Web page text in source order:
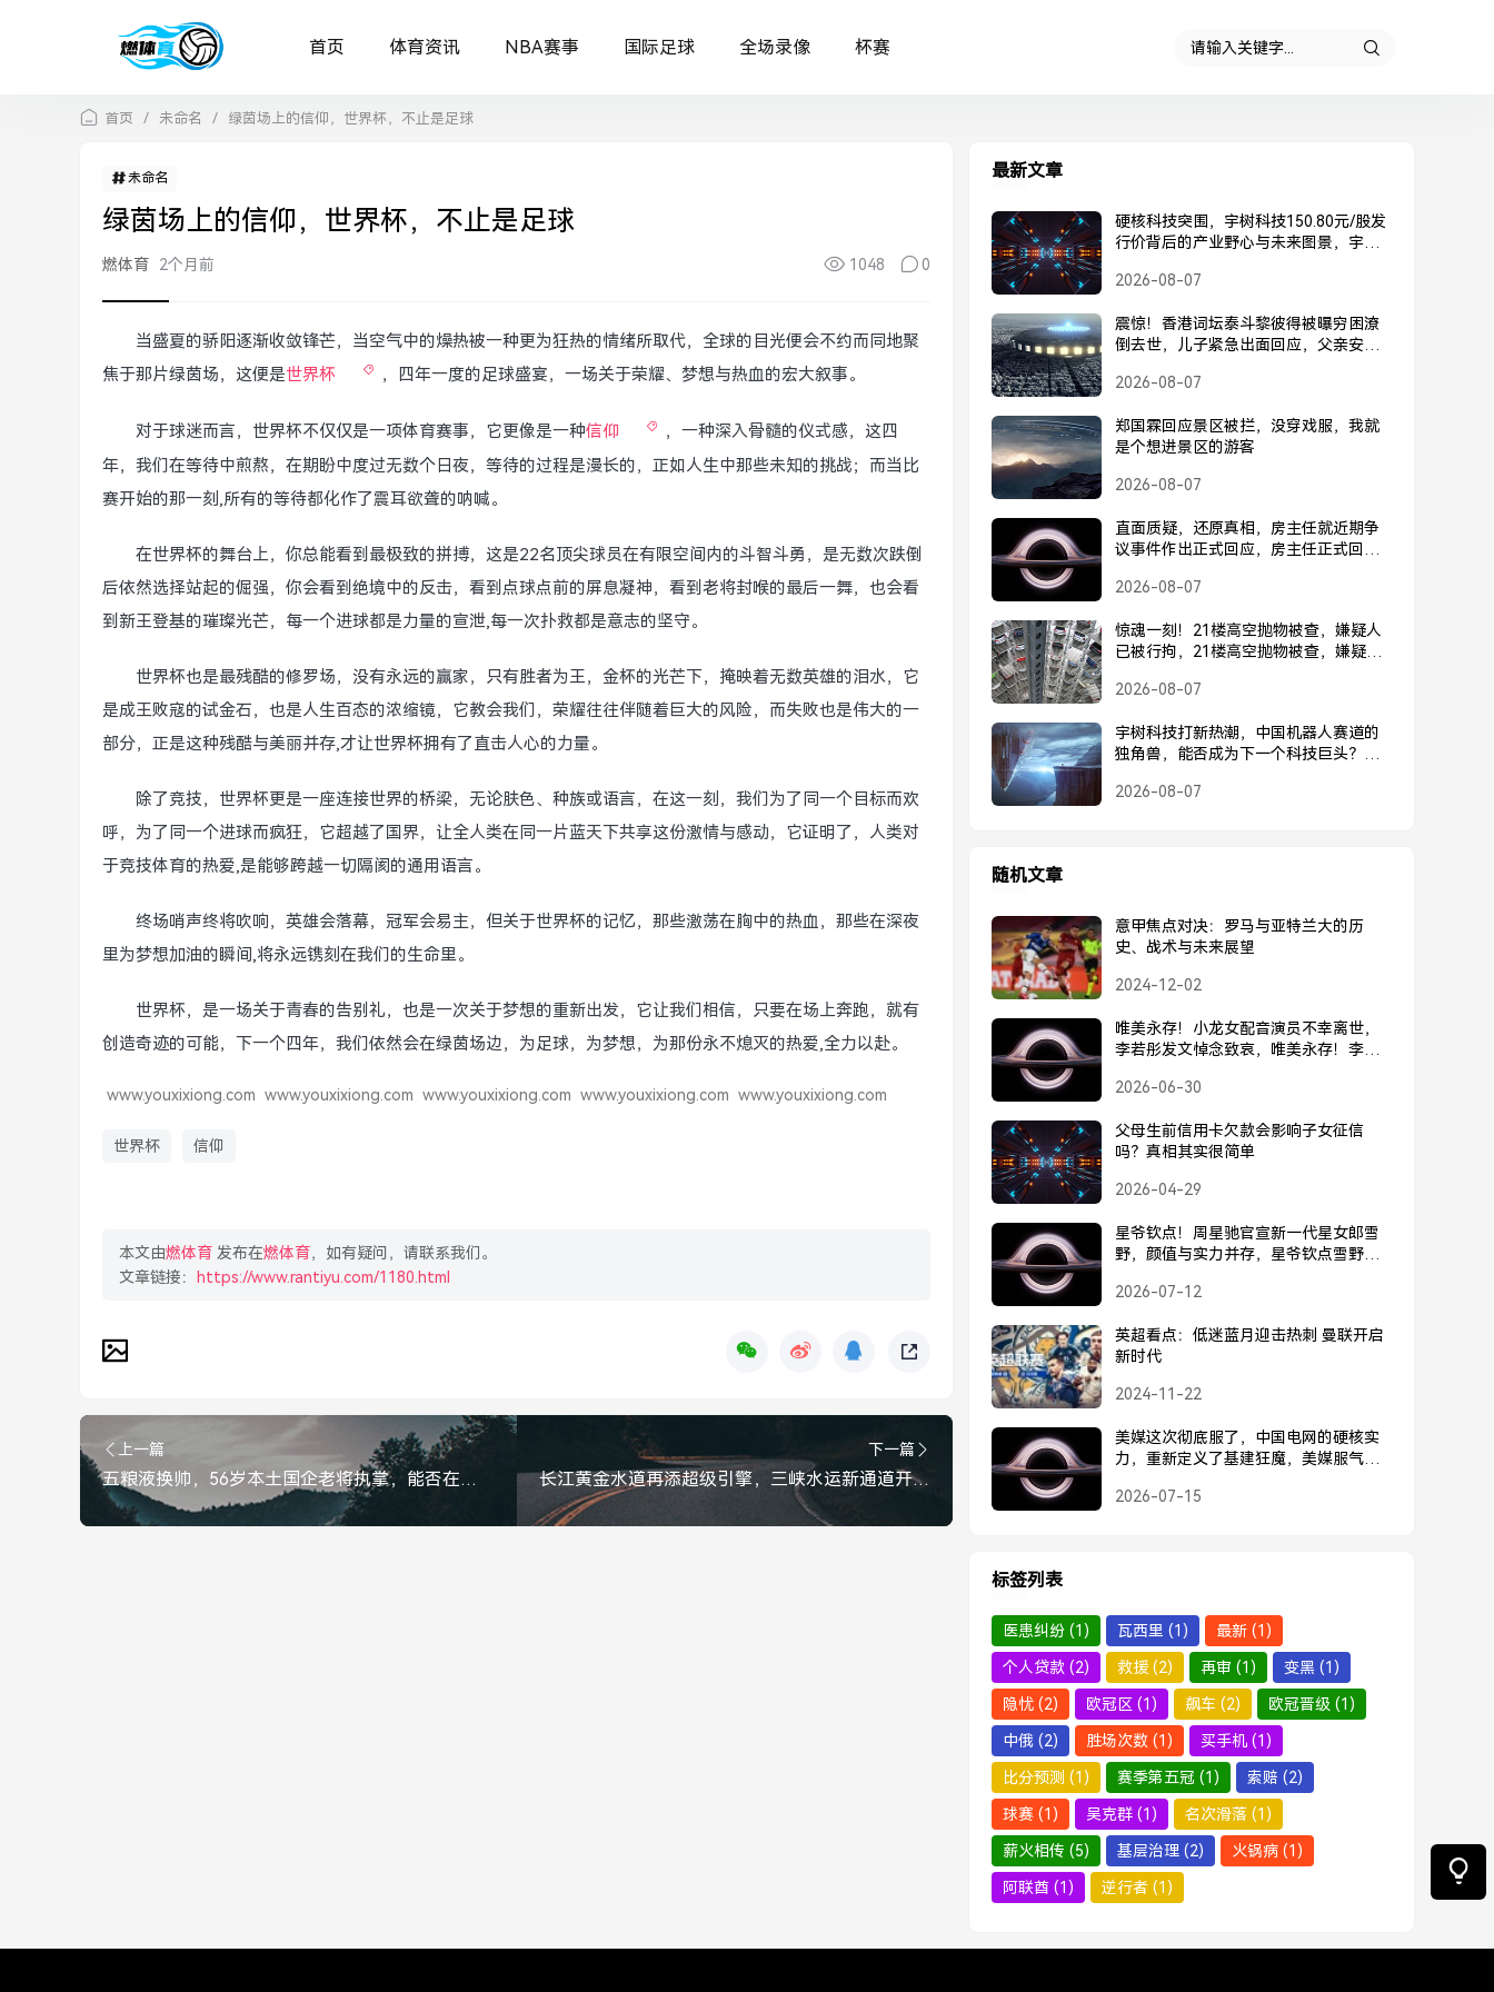
首页 体育资讯 NBA赛事 国际足球 全场录像 杯赛
首页 / 未命名 / 绿茵场上的信仰，世界杯，不止是足球
未命名
绿茵场上的信仰，世界杯，不止是足球
燃体育 2个月前 1048 0
当盛夏的骄阳逐渐收敛锋芒，当空气中的燥热被一种更为狂热的情绪所取代，全球的目光便会不约而同地聚
焦于那片绿茵场，这便是世界杯 ，四年一度的足球盛宴，一场关于荣耀、梦想与热血的宏大叙事。
对于球迷而言，世界杯不仅仅是一项体育赛事，它更像是一种信仰
，一种深入骨髓的仪式感，这四
年，我们在等待中煎熬，在期盼中度过无数个日夜，等待的过程是漫长的，正如人生中那些未知的挑战；而当比
赛开始的那一刻,所有的等待都化作了震耳欲聋的呐喊。
在世界杯的舞台上，你总能看到最极致的拼搏，这是22名顶尖球员在有限空间内的斗智斗勇，是无数次跌倒
后依然选择站起的倔强，你会看到绝境中的反击，看到点球点前的屏息凝神，看到老将封喉的最后一舞，也会看
到新王登基的璀璨光芒，每一个进球都是力量的宣泄,每一次扑救都是意志的坚守。
世界杯也是最残酷的修罗场，没有永远的赢家，只有胜者为王，金杯的光芒下，掩映着无数英雄的泪水，它
是成王败寇的试金石，也是人生百态的浓缩镜，它教会我们，荣耀往往伴随着巨大的风险，而失败也是伟大的一
部分，正是这种残酷与美丽并存,才让世界杯拥有了直击人心的力量。
除了竞技，世界杯更是一座连接世界的桥梁，无论肤色、种族或语言，在这一刻，我们为了同一个目标而欢
呼，为了同一个进球而疯狂，它超越了国界，让全人类在同一片蓝天下共享这份激情与感动，它证明了，人类对
于竞技体育的热爱,是能够跨越一切隔阂的通用语言。
终场哨声终将吹响，英雄会落幕，冠军会易主，但关于世界杯的记忆，那些激荡在胸中的热血，那些在深夜
里为梦想加油的瞬间,将永远镌刻在我们的生命里。
世界杯，是一场关于青春的告别礼，也是一次关于梦想的重新出发，它让我们相信，只要在场上奔跑，就有
创造奇迹的可能，下一个四年，我们依然会在绿茵场边，为足球，为梦想，为那份永不熄灭的热爱,全力以赴。
www.youxixiong.com www.youxixiong.com www.youxixiong.com www.youxixiong.com www.youxixiong.com
世界杯 信仰
本文由燃体育 发布在燃体育，如有疑问，请联系我们。
文章链接：
https://www.rantiyu.com/1180.html
上一篇
五粮液换帅，56岁本土国企老将执掌，能否在变局中再造辉煌？
下一篇
长江黄金水道再添超级引擎，三峡水运新通道开工，重塑区域发展格局，三峡水运新通道开工，长江黄金水道再添超级引擎，重塑区域发展格局
最新文章
硬核科技突围，宇树科技150.80元/股发
行价背后的产业野心与未来图景，宇树
背后的产业野心与未来图景
2026-08-07
震惊！香港词坛泰斗黎彼得被曝穷困潦
倒去世，儿子紧急出面回应，父亲安
紧急回应，父亲安好并未离世
2026-08-07
郑国霖回应景区被拦，没穿戏服，我就
是个想进景区的游客
2026-08-07
直面质疑，还原真相，房主任就近期争
议事件作出正式回应，房主任正式回应
2026-08-07
惊魂一刻！21楼高空抛物被查，嫌疑人
已被行拘，21楼高空抛物被查，嫌疑人
2026-08-07
宇树科技打新热潮，中国机器人赛道的
独角兽，能否成为下一个科技巨头？宇
否成为下一个科技巨头？
2026-08-07
随机文章
意甲焦点对决：罗马与亚特兰大的历
史、战术与未来展望
2024-12-02
唯美永存！小龙女配音演员不幸离世，
李若彤发文悼念致哀，唯美永存！李若
2026-06-30
父母生前信用卡欠款会影响子女征信
吗？真相其实很简单
2026-04-29
星爷钦点！周星驰官宣新一代星女郎雪
野，颜值与实力并存，星爷钦点雪野！
并存
2026-07-12
英超看点：低迷蓝月迎击热刺 曼联开启
新时代
2024-11-22
美媒这次彻底服了，中国电网的硬核实
力，重新定义了基建狂魔，美媒服气，
2026-07-15
标签列表
医患纠纷 (1) 瓦西里 (1) 最新 (1)
个人贷款 (2) 救援 (2) 再审 (1) 变黑 (1)
隐忧 (2) 欧冠区 (1) 飙车 (2) 欧冠晋级 (1)
中俄 (2) 胜场次数 (1) 买手机 (1)
比分预测 (1) 赛季第五冠 (1) 索赔 (2)
球赛 (1) 吴克群 (1) 名次滑落 (1)
薪火相传 (5) 基层治理 (2) 火锅病 (1)
阿联酋 (1) 逆行者 (1)